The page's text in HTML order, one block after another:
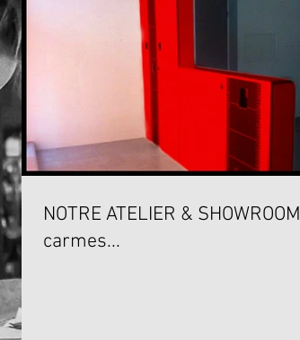
NOTRE ATELIER & SHOWROOM Au 3 rue des
carmes...